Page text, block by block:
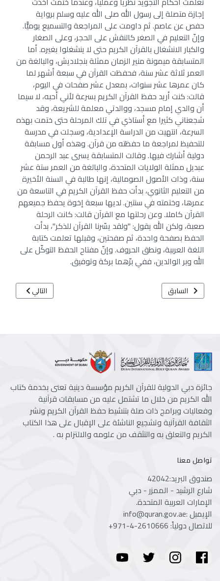
إجازة متصلة إلى رسول الله صلى الله عليه وسلم برواية
حفص عن عاصم. ثم داومت على المراجعة والتسميع يوميًّا.
وإنّ التعليم في الصغر كالنقش على الحجر، وعلى الصغار
والكبار الانشغال بالقرآن الكريم حتى لا ينشغلوا بغيره. أما
المتسابقة ميمونة منير الزمان ممثلة بنجلاديش، والبالغة من
العمر ثلاثة عشر سنة، فحفظت القرآن في سبعة أشهر لما
كان عمرها عشر سنوات، بمعدل عشر صفحات في اليوم،
قالت: كنت أريد حفظ القرآن الكريم بسرعة لأني أحبه، لا سيما
أن والدي إمام مسجد، ووالدتي معلمة للشريعة، وقد
شجعناني كثيرا مع أستاذي في تلك المرحلة حتى ختمت بهذه
السرعة، انتهيت من الدراسة الإعدادية، وسجلت في مدرسة
للتحفيظ لمراجعة ما حفظته من قرآن. وهذه أول مسابقة
دولية أشارك فيها. وقالت المتسابقة يسرى عبد الرحمن
عبديل ممثلة الولايات المتحدة، والبالغة من العمر ستة عشر
سنة، وذات الأصول الصومالية، إنها طالبة في السنة الأخيرة
من التعليم الثانوي، بدأت حفظ القرآن الكريم في التاسعة من
عمرها، وختمته في سنتين. لديها سبعة إخوة يحفظ جميعهم
القرآن كاملا. وعن رحلتها مع القرآن قالت: كانت الرحلة
صعبة، ولكن الله يقول: "ولقد يسّرنا القرآن للذكر"، بدأت
الحفظ بصفحة واحدة، ثم صفحتين، وقبلها تعلمت كتابة
اللغة العربية، ونطق الحروف. وإنّ مفتاح الحفظ التوكّل على
الله وبر الوالدين، ففي برّهما بركة وتوفيق.
المقال السابق: جائزة دبي للقرآن في معرض الشارقة الدولي للكتاب 2024 في دورته "43" بشعار "هكذا نبدأ"
السابق المقال التالي: تنافس 12 متسابقة في اليوم الثاني لفعاليات مسابقة الشيخة فاطمة
التالي
جائزة دبي الدولية للقرآن الكريم مؤسسة دينية تعنى بخدمة كتاب
الله الكريم من خلال ما تشتمل عليه من مسابقات قرآنية
وفعاليات وبرامج ذات صلة بتنشيط حفظ القرآن الكريم ونشر
الثقافة القرآنية وتشجيع الناشئة على الإقبال على هذا الكتاب
الكريم والتعلق به والتثقف من علومه والالتزام به .
تواصل معنا
صندوق البريد:42042
شارع الرشيد - الممزر - دبي
الإمارات العربية المتحدة.
الإيميل :info@quran.gov.ae
للاتصال دولياً:+971-4-2610666